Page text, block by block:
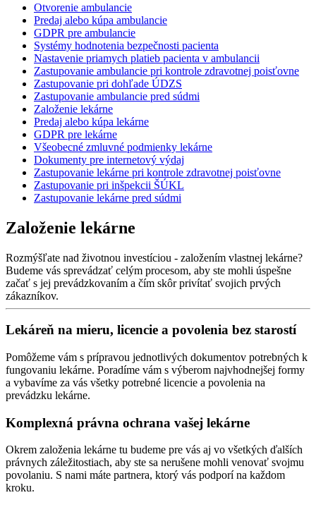
Otvorenie ambulancie
Predaj alebo kúpa ambulancie
GDPR pre ambulancie
Systémy hodnotenia bezpečnosti pacienta
Nastavenie priamych platieb pacienta v ambulancii
Zastupovanie ambulancie pri kontrole zdravotnej poisťovne
Zastupovanie pri dohľade ÚDZS
Zastupovanie ambulancie pred súdmi
Založenie lekárne
Predaj alebo kúpa lekárne
GDPR pre lekárne
Všeobecné zmluvné podmienky lekárne
Dokumenty pre internetový výdaj
Zastupovanie lekárne pri kontrole zdravotnej poisťovne
Zastupovanie pri inšpekcii ŠÚKL
Zastupovanie lekárne pred súdmi
Založenie lekárne
Rozmýšľate nad životnou investíciou - založením vlastnej lekárne?
Budeme vás sprevádzať celým procesom, aby ste mohli úspešne
začať s jej prevádzkovaním a čím skôr privítať svojich prvých
zákazníkov.
Lekáreň na mieru, licencie a povolenia bez starostí
Pomôžeme vám s prípravou jednotlivých dokumentov potrebných k
fungovaniu lekárne. Poradíme vám s výberom najvhodnejšej formy
a vybavíme za vás všetky potrebné licencie a povolenia na
prevádzku lekárne.
Komplexná právna ochrana vašej lekárne
Okrem založenia lekárne tu budeme pre vás aj vo všetkých ďalších
právnych záležitostiach, aby ste sa nerušene mohli venovať svojmu
povolaniu. S nami máte partnera, ktorý vás podporí na každom
kroku.